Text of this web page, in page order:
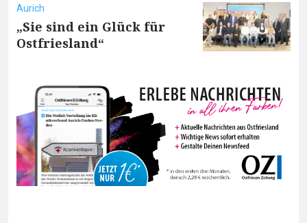
Aurich
„Sie sind ein Glück für
Ostfriesland“